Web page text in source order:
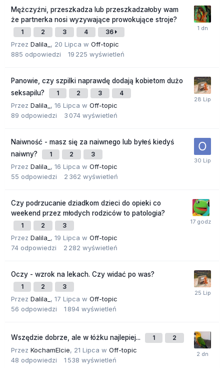
Mężczyźni, przeszkadza lub przeszkadzałoby wam
że partnerka nosi wyzywające prowokujące stroje?
1 2 3 4 36
Przez Dalila_ , 20 Lipca w Off-topic
885 odpowiedzi 19 225 wyświetleń
Panowie, czy szpilki naprawdę dodają kobietom dużo
seksapilu?
1 2 3 4
Przez Dalila_ , 16 Lipca w Off-topic
89 odpowiedzi 3 074 wyświetleń
Naiwność - masz się za naiwnego lub byłeś kiedyś
naiwny?
1 2 3
Przez Dalila_ , 16 Lipca w Off-topic
55 odpowiedzi 2 362 wyświetleń
Czy podrzucanie dziadkom dzieci do opieki co
weekend przez młodych rodziców to patologia?
1 2 3
Przez Dalila_ , 19 Lipca w Off-topic
74 odpowiedzi 2 282 wyświetleń
Oczy - wzrok na lekach. Czy widać po was?
1 2 3
Przez Dalila_ , 17 Lipca w Off-topic
56 odpowiedzi 1 894 wyświetleń
Wszędzie dobrze, ale w łóżku najlepiej... 1 2
Przez KochamElcie, 21 Lipca w Off-topic
48 odpowiedzi 1 538 wyświetleń